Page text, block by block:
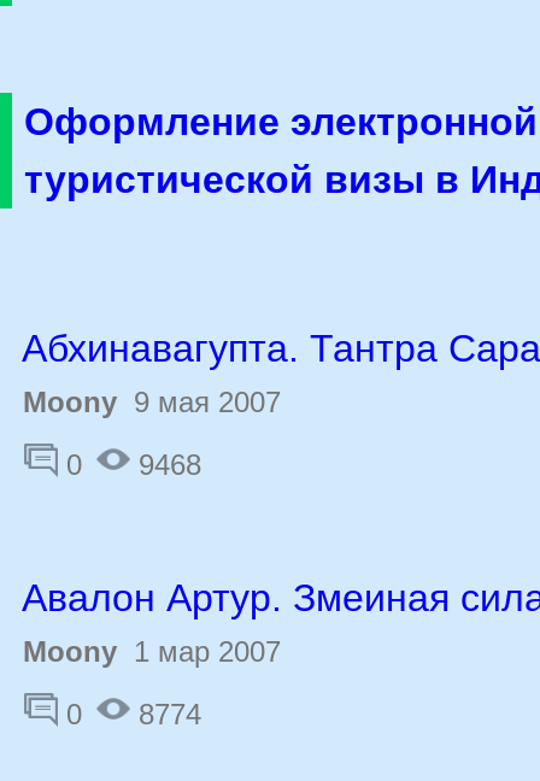
Оформление электронной
туристической визы в
Абхинавагупта. Тантра Сара
Moony 9 мая 2007
0
9468
Авалон Артур. Змеиная
Moony 1 мар 2007
0
8774